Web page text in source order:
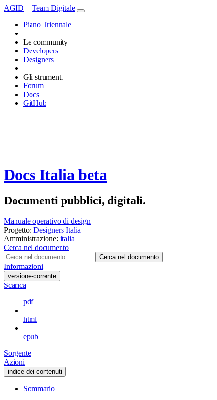
AGID + Team Digitale
Piano Triennale
Le community
Developers
Designers
Gli strumenti
Forum
Docs
GitHub
Docs Italia beta
Documenti pubblici, digitali.
Manuale operativo di design
Progetto: Designers Italia
Amministrazione: italia
Cerca nel documento
Cerca nel documento
Informazioni
versione-corrente
Scarica
pdf
html
epub
Sorgente
Azioni
indice dei contenuti
Sommario